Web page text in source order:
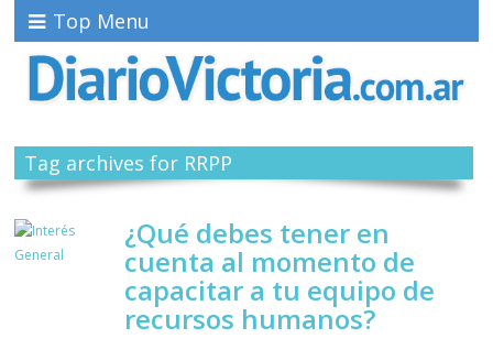
Top Menu
Tag archives for RRPP
¿Qué debes tener en
cuenta al momento de
capacitar a tu equipo de
recursos humanos?